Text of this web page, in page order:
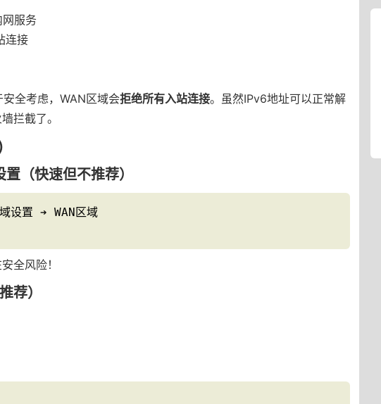
服务
连接
全考虑，WAN区域会拒绝所有入站连接。虽然IPv6地址可以正常解
拦截了。
（快速但不推荐）
设置 ➔ WAN区域
全风险！
荐）